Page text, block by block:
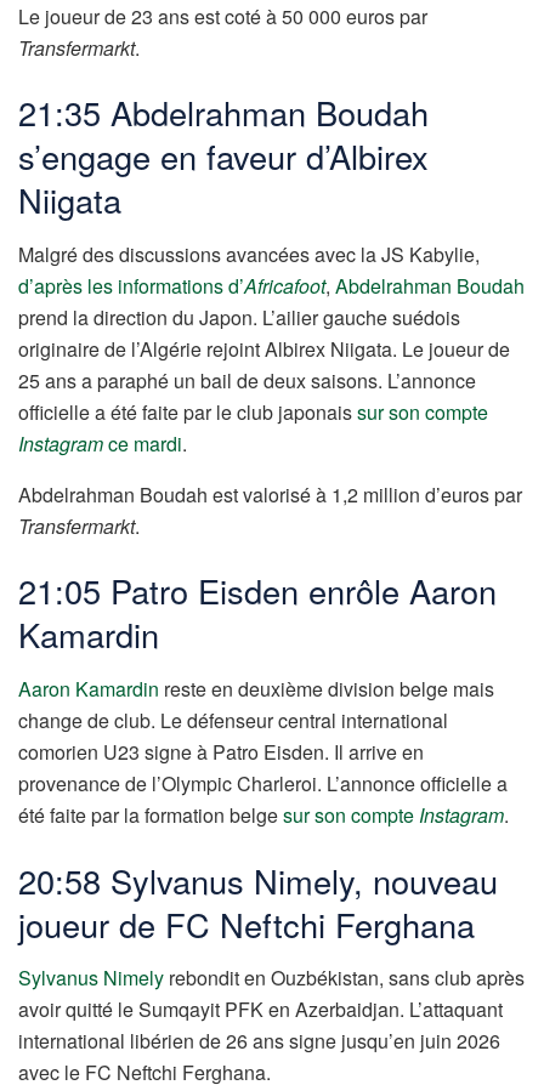
Le joueur de 23 ans est coté à 50 000 euros par
Transfermarkt.
21:35 Abdelrahman Boudah
s’engage en faveur d’Albirex
Niigata
Malgré des discussions avancées avec la JS Kabylie,
d’après les informations d’Africafoot, Abdelrahman Boudah
prend la direction du Japon. L’ailier gauche suédois
originaire de l’Algérie rejoint Albirex Niigata. Le joueur de
25 ans a paraphé un bail de deux saisons. L’annonce
officielle a été faite par le club japonaissur son compte
Instagramce mardi.
Abdelrahman Boudah est valorisé à 1,2 million d’euros par
Transfermarkt.
21:05 Patro Eisden enrôle Aaron
Kamardin
Aaron Kamardin reste en deuxième division belge mais
change de club. Le défenseur central international
comorien U23 signe à Patro Eisden. Il arrive en
provenance de l’Olympic Charleroi. L’annonce officielle a
été faite par la formation belgesur son compteInstagram.
20:58 Sylvanus Nimely, nouveau
joueur de FC Neftchi Ferghana
Sylvanus Nimely rebondit en Ouzbékistan, sans club après
avoir quitté le Sumqayit PFK en Azerbaidjan. L’attaquant
international libérien de 26 ans signe jusqu’en juin 2026
avec le FC Neftchi Ferghana.